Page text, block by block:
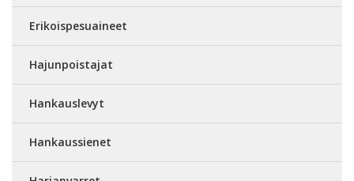
Erikoispesuaineet
Hajunpoistajat
Hankauslevyt
Hankaussienet